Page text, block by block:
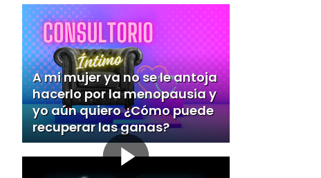
A mi mujer ya no se le antoja
hacerlo por la menopausia y
yo aún quiero ¿Cómo puede
recuperar las ganas?